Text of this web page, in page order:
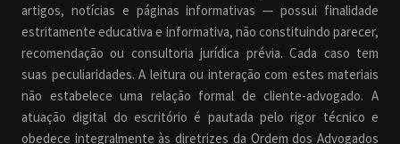
artigos, notícias e páginas informativas — possui finalidade
estritamente educativa e informativa, não constituindo parecer,
recomendação ou consultoria jurídica prévia. Cada caso tem
suas peculiaridades. A leitura ou interação com estes materiais
não estabelece uma relação formal de cliente-advogado. A
atuação digital do escritório é pautada pelo rigor técnico e
obedece integralmente às diretrizes da Ordem dos Advogados